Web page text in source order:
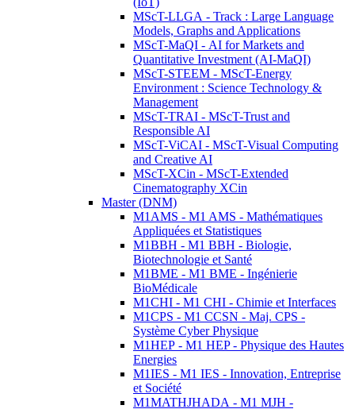
MScT-LLGA - Track : Large Language
Models, Graphs and Applications
MScT-MaQI - AI for Markets and
Quantitative Investment (AI-MaQI)
MScT-STEEM - MScT-Energy
Environment : Science Technology &
Management
MScT-TRAI - MScT-Trust and
Responsible AI
MScT-ViCAI - MScT-Visual Computing
and Creative AI
MScT-XCin - MScT-Extended
Cinematography XCin
Master (DNM)
M1AMS - M1 AMS - Mathématiques
Appliquées et Statistiques
M1BBH - M1 BBH - Biologie,
Biotechnologie et Santé
M1BME - M1 BME - Ingénierie
BioMédicale
M1CHI - M1 CHI - Chimie et Interfaces
M1CPS - M1 CCSN - Maj. CPS -
Système Cyber Physique
M1HEP - M1 HEP - Physique des Hautes
Energies
M1IES - M1 IES - Innovation, Entreprise
et Société
M1MATHJHADA - M1 MJH -